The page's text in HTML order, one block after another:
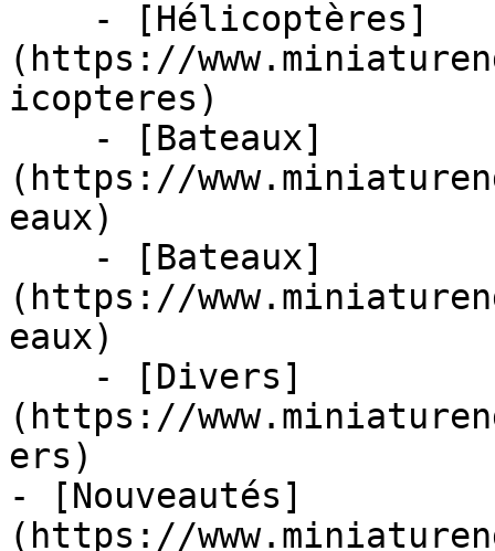
(https://
icopteres)
(https://
eaux)
(https://
eaux)
(https://
ers)
- [Nouveautés]